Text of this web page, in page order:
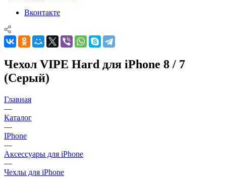
Вконтакте
Чехол VIPE Hard для iPhone 8 / 7
(Серый)
Главная
—
Каталог
—
IPhone
—
Аксессуары для iPhone
—
Чехлы для iPhone